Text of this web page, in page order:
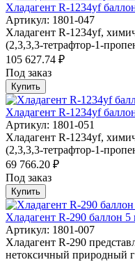
Хладагент R-1234yf
Артикул: 1801-047
Хладагент R-1234yf,
(2,3,3,3-тетрафтор-1-
105 627.74 ₽
Под заказ
Купить
Хладагент R-1234yf
Артикул: 1801-051
Хладагент R-1234yf,
(2,3,3,3-тетрафтор-1-
69 766.20 ₽
Под заказ
Купить
Хладагент R-290 баллон 5
Артикул: 1801-007
Хладагент R-290
нетоксичный природный